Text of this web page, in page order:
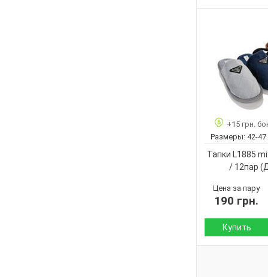
производитель:
Бренд:
Артикул:
Размер:
Кол-во пар:
Цвет:
+15 грн.
Размеры: 42-47
Тапки L1885
/ 12пар
Цена за пару
190 грн.
Купить